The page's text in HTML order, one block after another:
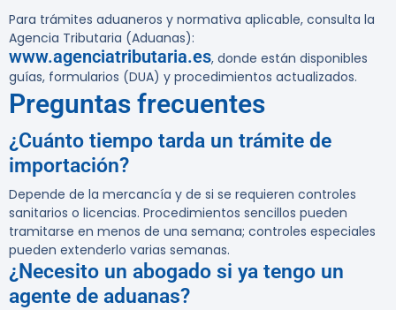
Para trámites aduaneros y normativa aplicable, consulta la
Agencia Tributaria (Aduanas):
www.agenciatributaria.es, donde están disponibles
guías, formularios (DUA) y procedimientos actualizados.
Preguntas frecuentes
¿Cuánto tiempo tarda un trámite de
importación?
Depende de la mercancía y de si se requieren controles
sanitarios o licencias. Procedimientos sencillos pueden
tramitarse en menos de una semana; controles especiales
pueden extenderlo varias semanas.
¿Necesito un abogado si ya tengo un
agente de aduanas?